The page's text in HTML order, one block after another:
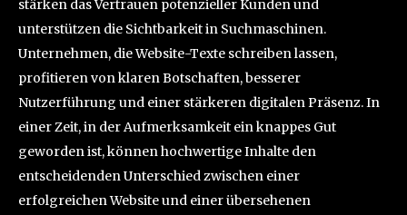
stärken das Vertrauen potenzieller Kunden und
unterstützen die Sichtbarkeit in Suchmaschinen.
Unternehmen, die Website-Texte schreiben lassen,
profitieren von klaren Botschaften, besserer
Nutzerführung und einer stärkeren digitalen Präsenz. In
einer Zeit, in der Aufmerksamkeit ein knappes Gut
geworden ist, können hochwertige Inhalte den
entscheidenden Unterschied zwischen einer
erfolgreichen Website und einer übersehenen